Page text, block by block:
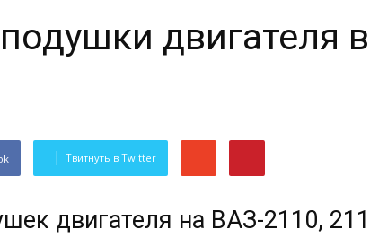
двигателя
Твитнуть в Twitter
двигателя на ВАЗ-2110,